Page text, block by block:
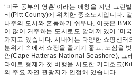
‘미국 동부의 영혼’이라는 애칭을 지닌 그린
티(Pitt County)에 위치한 중소도시입니다.
나주의 도시와 혼동하기 쉬우나, 이곳은
이 많이 거주하는 도시로도 알려져 있어 ‘미
가지고 있습니다. 시내에는 다양한 쇼핑센터
분위기 속에서 쇼핑을 즐기기 좋고, 도심을
안(Cape Hatteras National Seashore), 그
라이트 형제가 첫 비행을 시도한 키티호크
의 주요 자연 관광지가 인접해 있습니다.